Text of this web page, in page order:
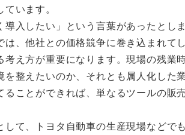
います。
入したい」という言葉があったとし
、他社との価格競争に巻き込まれて
え方が重要になります。現場の残業
整えたいのか、それとも属人化した
ことができれば、単なるツールの販
て、トヨタ自動車の生産現場などで